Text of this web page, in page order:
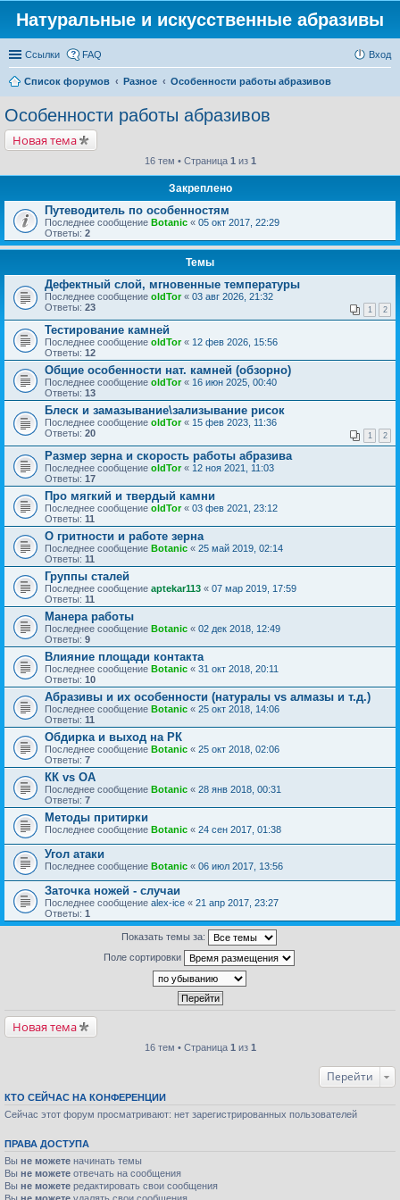
Натуральные и искусственные абразивы
Ссылки FAQ Вход
Список форумов Разное Особенности работы абразивов
Особенности работы абразивов
Новая тема
16 тем • Страница 1 из 1
Закреплено
Путеводитель по особенностям
Последнее сообщение Botanic « 05 окт 2017, 22:29
Ответы: 2
Темы
Дефектный слой, мгновенные температуры
Последнее сообщение oldTor« 03 авг 2026, 21:32
Ответы: 23 1 2
Тестирование камней
Последнее сообщение oldTor« 12 фев 2026, 15:56
Ответы: 12
Общие особенности нат. камней (обзорно)
Последнее сообщение oldTor« 16 июн 2025, 00:40
Ответы: 13
Блеск и замазывание\зализывание рисок
Последнее сообщение oldTor« 15 фев 2023, 11:36
Ответы: 20 1 2
Размер зерна и скорость работы абразива
Последнее сообщение oldTor« 12 ноя 2021, 11:03
Ответы: 17
Про мягкий и твердый камни
Последнее сообщение oldTor« 03 фев 2021, 23:12
Ответы: 11
О гритности и работе зерна
Последнее сообщение Botanic « 25 май 2019, 02:14
Ответы: 11
Группы сталей
Последнее сообщение aptekar113 « 07 мар 2019, 17:59
Ответы: 11
Манера работы
Последнее сообщение Botanic « 02 дек 2018, 12:49
Ответы: 9
Влияние площади контакта
Последнее сообщение Botanic « 31 окт 2018, 20:11
Ответы: 10
Абразивы и их особенности (натуралы vs алмазы и т.д.)
Последнее сообщение Botanic « 25 окт 2018, 14:06
Ответы: 11
Обдирка и выход на РК
Последнее сообщение Botanic « 25 окт 2018, 02:06
Ответы: 7
КК vs ОА
Последнее сообщение Botanic « 28 янв 2018, 00:31
Ответы: 7
Методы притирки
Последнее сообщение Botanic « 24 сен 2017, 01:38
Угол атаки
Последнее сообщение Botanic « 06 июл 2017, 13:56
Заточка ножей - случаи
Последнее сообщение alex-ice « 21 апр 2017, 23:27
Ответы: 1
Показать темы за:
Поле сортировки
Новая тема
16 тем • Страница 1 из 1
Перейти
КТО СЕЙЧАС НА КОНФЕРЕНЦИИ
Сейчас этот форум просматривают: нет зарегистрированных пользователей
ПРАВА ДОСТУПА
Вы не можете начинать темы
Вы не можете отвечать на сообщения
Вы не можете редактировать свои сообщения